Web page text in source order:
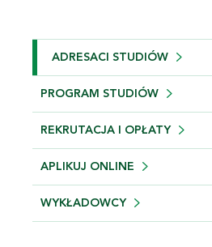
ADRESACI STUDIÓW
PROGRAM STUDIÓW
REKRUTACJA I OPŁATY
APLIKUJ ONLINE
WYKŁADOWCY